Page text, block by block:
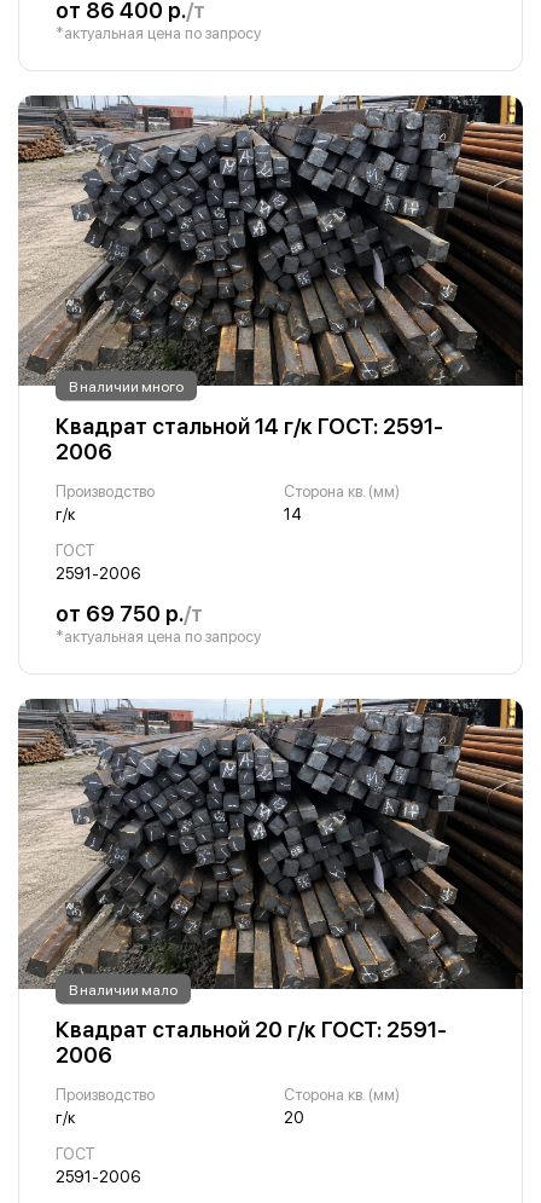
от 86 400 р./т
*актуальная цена по запросу
В наличии много
Квадрат стальной 14 г/к ГОСТ: 2591-
2006
Производство
г/к
Сторона кв. (мм)
14
ГОСТ
2591-2006
от 69 750 р./т
*актуальная цена по запросу
В наличии мало
Квадрат стальной 20 г/к ГОСТ: 2591-
2006
Производство
г/к
Сторона кв. (мм)
20
ГОСТ
2591-2006